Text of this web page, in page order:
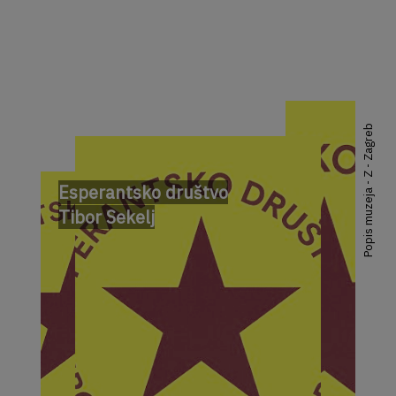
Esperantsko društvo
Tibor Sekelj
Popis muzeja - Z - Zagreb